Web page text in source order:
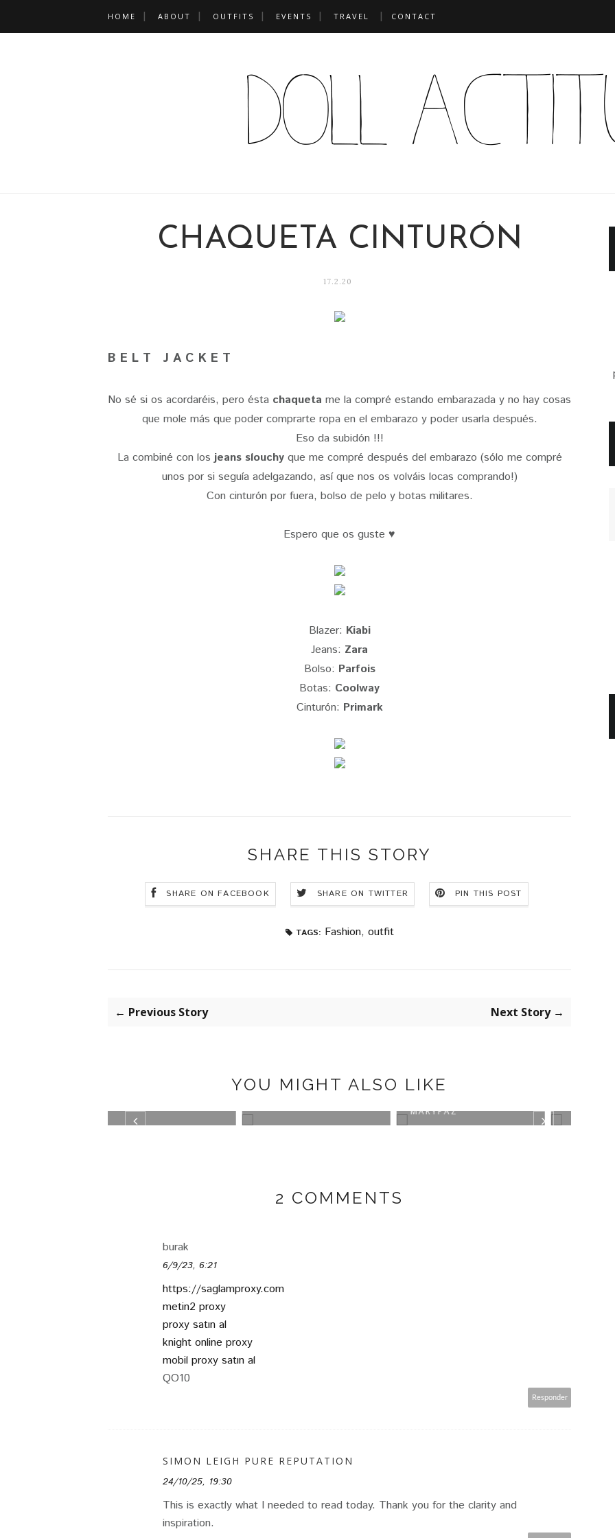
HOME ABOUT OUTFITS EVENTS TRAVEL CONTACT
CHAQUETA CINTURÓN
17.2.20
B E L T J A C K E T
No sé si os acordaréis, pero ésta chaqueta me la compré estando embarazada y no hay cosas
que mole más que poder comprarte ropa en el embarazo y poder usarla después.
Eso da subidón !!!
La combiné con los jeans slouchyque me compré después del embarazo (sólo me compré
unos por si seguía adelgazando, así que nos os volváis locas comprando!)
Con cinturón por fuera, bolso de pelo y botas militares.
Espero que os guste ♥
Blazer: Kiabi
Jeans: Zara
Bolso: Parfois
Botas: Coolway
Cinturón: Primark
SHARE THIS STORY
SHARE ON FACEBOOK SHARE ON TWITTER PIN THIS POST
TAGS: Fashion, outfit
← Previous Story Next Story →
YOU MIGHT ALSO LIKE
MARYPAZ
2 COMMENTS
burak
6/9/23, 6:21
https://saglamproxy.com
metin2 proxy
proxy satın al
knight online proxy
mobil proxy satın al
QO10
Responder
SIMON LEIGH PURE REPUTATION
24/10/25, 19:30
This is exactly what I needed to read today. Thank you for the clarity and
inspiration.